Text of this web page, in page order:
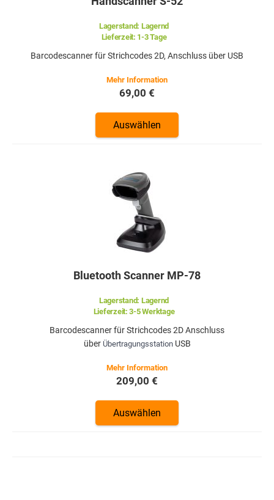
Lagerstand: Lagernd
Lieferzeit: 1-3 Tage
Barcodescanner für Strichcodes 2D, Anschluss über USB
69,00 €
Auswählen
Bluetooth Scanner MP-78
Lagerstand: Lagernd
Lieferzeit: 3-5 Werktage
Barcodescanner für Strichcodes 2DAnschluss
über ÜbertragungsstationUSB
209,00 €
Auswählen